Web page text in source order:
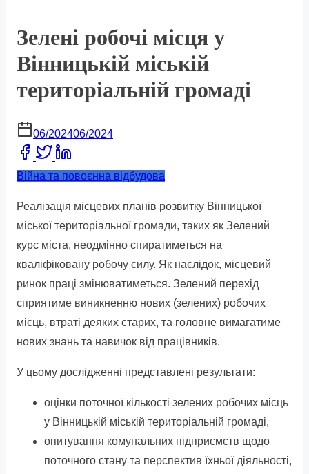
Зелені робочі місця у
Вінницькій міській
територіальній громаді
06/202406/2024
Share
this
on:
Війна та повоєнна відбудова
Реалізація місцевих планів розвитку Вінницької
міської територіальної громади, таких як Зелений
курс міста, неодмінно спиратиметься на
кваліфіковану робочу силу. Як наслідок, місцевий
ринок праці змінюватиметься. Зелений перехід
сприятиме виникненню нових (зелених) робочих
місць, втраті деяких старих, та головне вимагатиме
нових знань та навичок від працівників.
У цьому дослідженні представлені результати:
оцінки поточної кількості зелених робочих місць
у Вінницькій міській територіальній громаді,
опитування комунальних підприємств щодо
поточного стану та перспектив їхньої діяльності,